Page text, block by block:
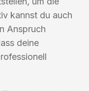
kannst du auch
Anspruch
deine